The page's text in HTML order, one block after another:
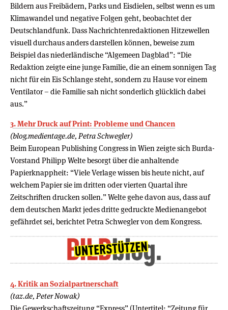
Bildern aus Freibädern, Parks und Eisdielen, selbst wenn es um
Klimawandel und negative Folgen geht, beobachtet der
Deutschlandfunk. Dass Nachrichtenredaktionen Hitzewellen
visuell durchaus anders darstellen können, beweise zum
Beispiel das niederländische “Algemeen Dagblad”: “Die
Redaktion zeigte eine junge Familie, die an einem sonnigen Tag
nicht für ein Eis Schlange steht, sondern zu Hause vor einem
Ventilator – die Familie sah nicht sonderlich glücklich dabei
aus.”
3. Mehr Druck auf Print: Probleme und Chancen
(blog.medientage.de, Petra Schwegler)
Beim European Publishing Congress in Wien zeigte sich Burda-
Vorstand Philipp Welte besorgt über die anhaltende
Papierknappheit: “Viele Verlage wissen bis heute nicht, auf
welchem Papier sie im dritten oder vierten Quartal ihre
Zeitschriften drucken sollen.” Welte gehe davon aus, dass auf
dem deutschen Markt jedes dritte gedruckte Medienangebot
gefährdet sei, berichtet Petra Schwegler von dem Kongress.
4. Kritik an Sozialpartnerschaft
(taz.de, Peter Nowak)
Die Gewerkschaftszeitung “Express” (Untertitel: “Zeitung für